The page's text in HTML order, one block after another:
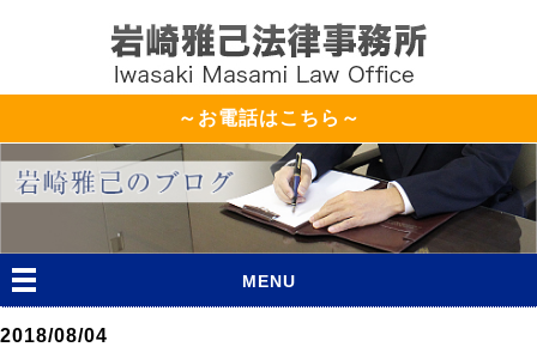
～お電話はこちら～
MENU
2018/08/04